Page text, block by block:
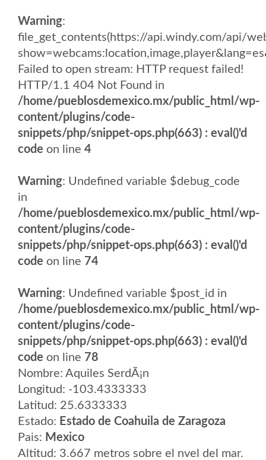
Warning:
file_get_contents(https://api.windy.com/api/
Failed to open stream: HTTP request failed!
HTTP/1.1 404 Not Found in
/home/pueblosdemexico.mx/public_html/wp-
content/plugins/code-
snippets/php/snippet-ops.php(663) : eval()'d
code on line 4
Warning: Undefined variable $debug_code
in
/home/pueblosdemexico.mx/public_html/wp-
content/plugins/code-
snippets/php/snippet-ops.php(663) : eval()'d
code on line 74
Warning: Undefined variable $post_id in
/home/pueblosdemexico.mx/public_html/wp-
content/plugins/code-
snippets/php/snippet-ops.php(663) : eval()'d
code on line 78
Nombre: Aquiles SerdÃ¡n
Longitud: -103.4333333
Latitud: 25.6333333
Estado: Estado de Coahuila de Zaragoza
Pais: Mexico
Altitud: 3.667 metros sobre el nvel del mar.